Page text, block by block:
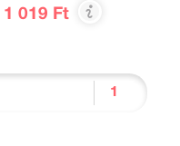
1 019 Ft